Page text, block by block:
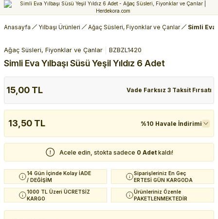
Anasayfa Yılbaşı Ürünleri Ağaç Süsleri, Fiyonklar ve Çanlar Simli Eva
Ağaç Süsleri, Fiyonklar ve Çanlar BZBZL1420
Simli Eva Yılbaşı Süsü Yeşil Yıldız 6 Adet
15,00 TL Vade Farksız 3 Taksit Fırsatı
13,50 TL %10 Havale İndirimi
Acele edin, stokta sadece 0 Adet kaldı!
14 Gün İçinde Kolay İADE
/ DEĞİŞİM
Siparişleriniz En Geç
ERTESİ GÜN KARGODA
1000 TL Üzeri ÜCRETSİZ
KARGO
Ürünleriniz Özenle
PAKETLENMEKTEDİR